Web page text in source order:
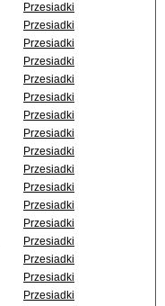
Przesiadki
Przesiadki
Przesiadki
Przesiadki
Przesiadki
Przesiadki
Przesiadki
Przesiadki
Przesiadki
Przesiadki
Przesiadki
Przesiadki
Przesiadki
Przesiadki
Przesiadki
Przesiadki
Przesiadki